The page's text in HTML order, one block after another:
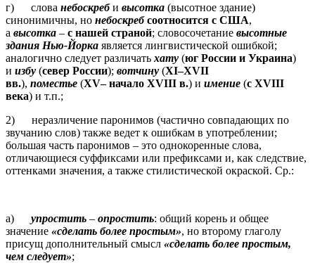
г) слова небоскреби высотка (высотное здание)
синонимичны, но небоскреб соотносится с США,
а высотка – с нашей страной; словосочетание высотные
здания Нью-Йорка является лингвистической ошибкой;
аналогично следует различать хату (юг России и Украина)
и избу (север России); вотчину (XI–XVII
вв.), поместье (XV– начало XVIII в.) и имение (с XVIII
века) и т.п.;
2) неразличение паронимов (частично совпадающих по
звучанию слов) также ведет к ошибкам в употреблении;
большая часть паронимов – это однокоренные слова,
отличающиеся суффиксами или префиксами и, как следствие,
оттенками значения, а также стилистической окраской. Ср.:
а) упростить – опростить: общий корень и общее
значение «сделать более простым», но второму глаголу
присущ дополнительный смысл «сделать более простым,
чем следует»;